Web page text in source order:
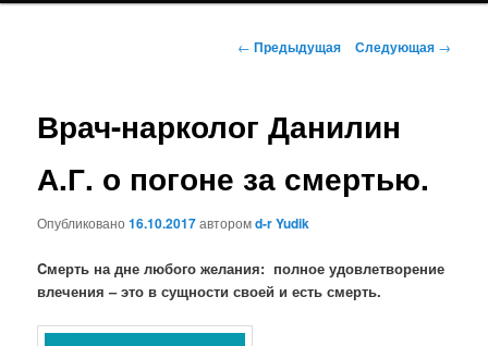
Навигация
← Предыдущая Следующая →
Врач-нарколог Данилин
А.Г. о погоне за смертью.
Опубликовано16.10.2017авторомd-r Yudik
Cмерть на дне любого желания: полное удовлетворение
влечения – это в сущности своей и есть смерть.